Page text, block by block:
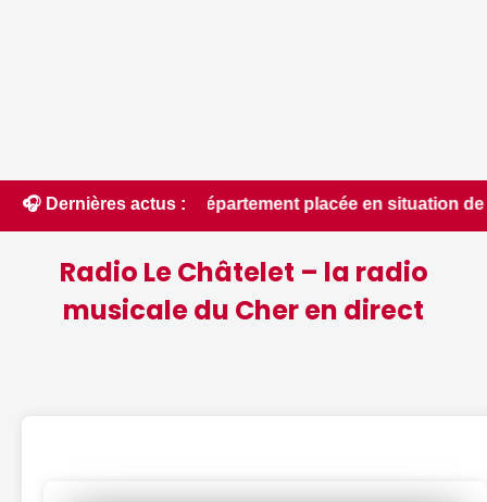
🎧 Dernières actus :placée en situation de crise - Le
Radio Le Châtelet – la radio
musicale du Cher en direct